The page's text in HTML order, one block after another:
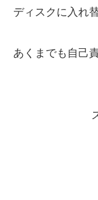
ディスクに入れ
あくまでも自己